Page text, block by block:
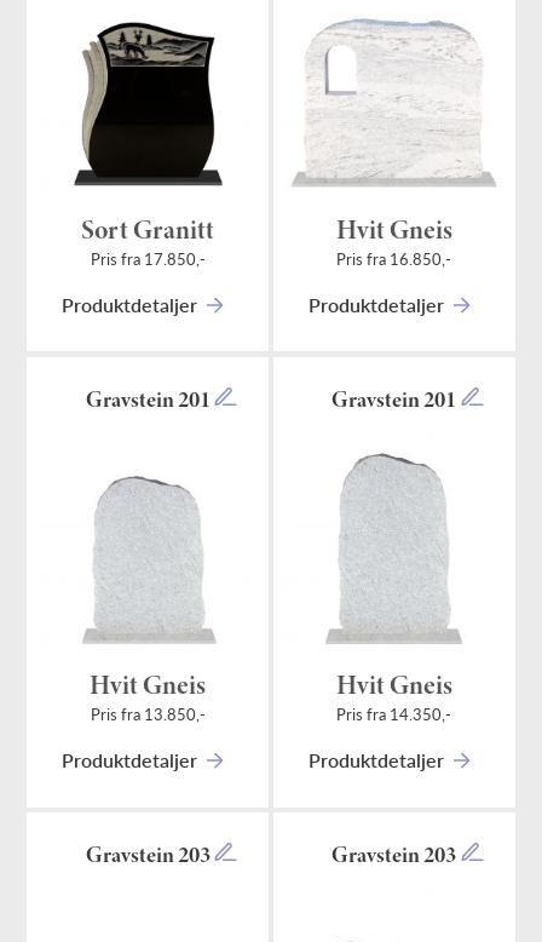
Sort Granitt
Pris fra 17.850,-
Produktdetaljer
Hvit Gneis
Pris fra 16.850,-
Produktdetaljer
Gravstein 201
Hvit Gneis
Pris fra 13.850,-
Produktdetaljer
Gravstein 201
Hvit Gneis
Pris fra 14.350,-
Produktdetaljer
Gravstein 203 Gravstein 203